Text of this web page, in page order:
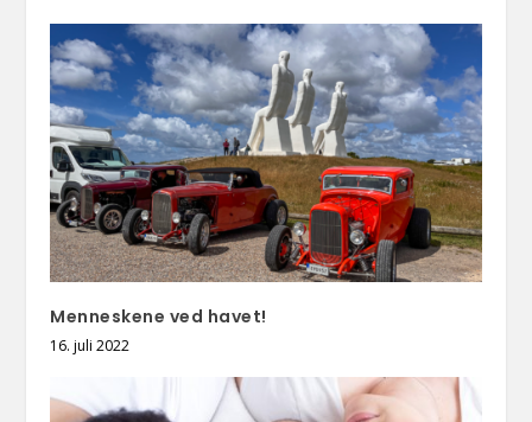
Menneskene ved havet!
16. juli 2022